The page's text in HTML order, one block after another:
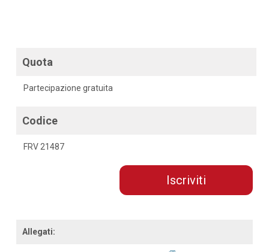
Quota
Partecipazione gratuita
Codice
FRV 21487
Iscriviti
Allegati: